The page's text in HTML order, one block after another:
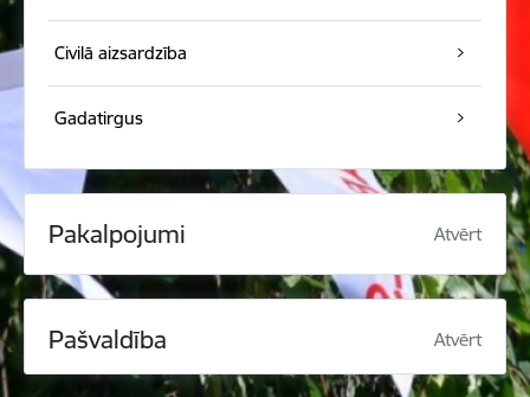
Civilā aizsardzība
Gadatirgus
Pakalpojumi Atvērt
Pašvaldība Atvērt